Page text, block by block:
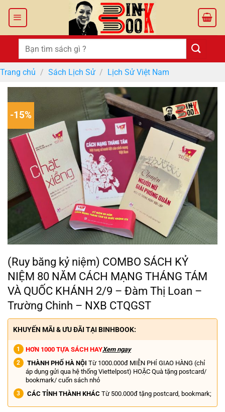
Tìm
kiếm:
Trang chủ / Sách Lịch Sử / Lịch Sử Việt Nam
-15%
(Ruy băng kỷ niệm) COMBO SÁCH KỶ
NIỆM 80 NĂM CÁCH MẠNG THÁNG TÁM
VÀ QUỐC KHÁNH 2/9 – Đàm Thị Loan –
Trường Chinh – NXB CTQGST
KHUYẾN MÃI & ƯU ĐÃI TẠI BINHBOOK:
HƠN 1000 TỰA SÁCH HAYXem ngay
THÀNH PHỐ HÀ NỘI Từ 1000.000đ MIỄN PHÍ GIAO HÀNG (chỉ
áp dụng gửi qua hệ thống Viettelpost) HOẶC Quà tặng postcard/
bookmark/ cuốn sách nhỏ
CÁC TỈNH THÀNH KHÁC Từ 500.000đ tặng postcard, bookmark;